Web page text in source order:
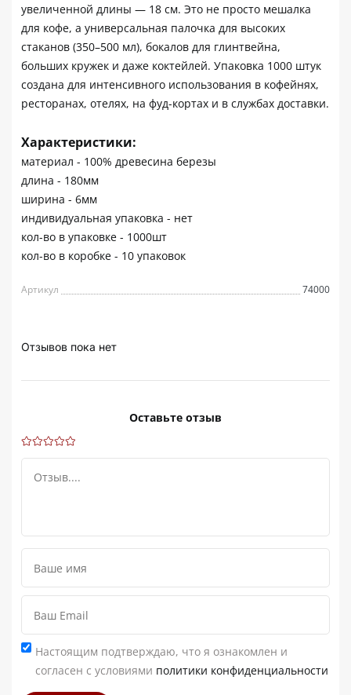
увеличенной длины — 18 см. Это не просто мешалка
для кофе, а универсальная палочка для высоких
стаканов (350–500 мл), бокалов для глинтвейна,
больших кружек и даже коктейлей. Упаковка 1000 штук
создана для интенсивного использования в кофейнях,
ресторанах, отелях, на фуд-кортах и в службах доставки.
Характеристики:
материал - 100% древесина березы
длина - 180мм
ширина - 6мм
индивидуальная упаковка - нет
кол-во в упаковке - 1000шт
кол-во в коробке - 10 упаковок
Артикул 74000
Отзывов пока нет
Оставьте отзыв
Настоящим подтверждаю, что я ознакомлен и
согласен с условиями политики конфиденциальности